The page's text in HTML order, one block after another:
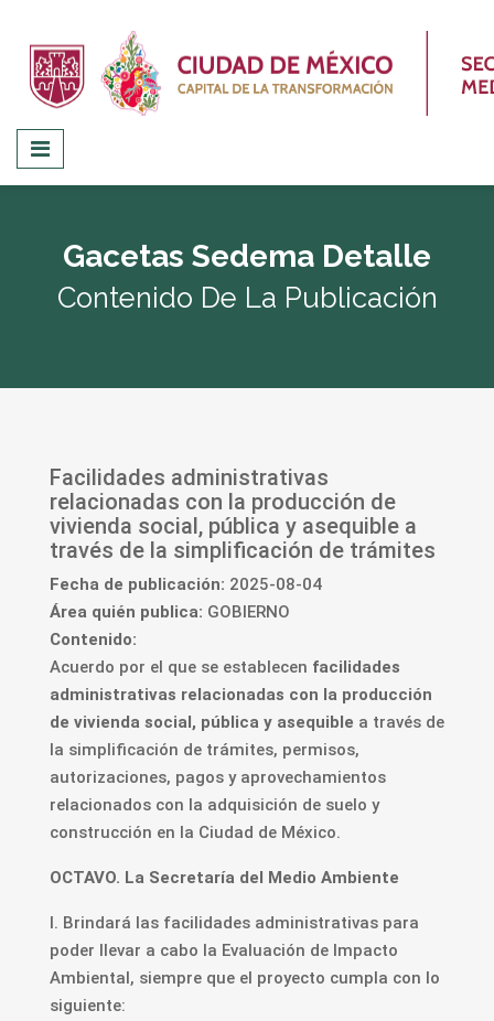
Gacetas Sedema Detalle
Contenido De La Publicación
Facilidades administrativas
relacionadas con la producción de
vivienda social, pública y asequible a
través de la simplificación de trámites
Fecha de publicación: 2025-08-04
Área quién publica: GOBIERNO
Contenido:
Acuerdo por el que se establecen facilidades
administrativas relacionadas con la producción
de vivienda social, pública y asequible a través de
la simplificación de trámites, permisos,
autorizaciones, pagos y aprovechamientos
relacionados con la adquisición de suelo y
construcción en la Ciudad de México.
OCTAVO. La Secretaría del Medio Ambiente
I. Brindará las facilidades administrativas para
poder llevar a cabo la Evaluación de Impacto
Ambiental, siempre que el proyecto cumpla con lo
siguiente: